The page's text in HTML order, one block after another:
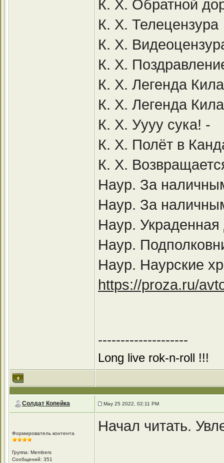
К. Х. Обратной
К. Х. Телецензура
К. Х.
К. Х.
К. Х. Легенда
К. Х. Легенда
К. Х. Уууу сука! -
К. Х. Полёт в
К. Х.
Наур. За
Наур. За
Наур.
Наур.
Наур. Наурские
https://proza.ru/
--------------------
Long live rok-n-roll !!!
Солдат Копейка May 25 2022, 02:11 PM
Формирователь контента
Группа: Members
Сообщений: 351
Начал читать.